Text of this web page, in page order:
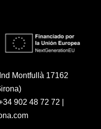
Montfullà 17162
902 48 72 72